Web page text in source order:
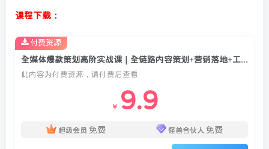
课程下载：
此内容为付费资源，请付费后查看
￥ 9.9
超级会员 免费 怪兽合伙人 免费
付费资源